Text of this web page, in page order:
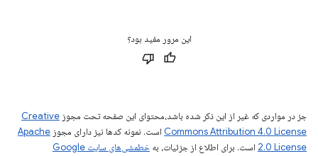
این مرور مفید بود؟
جز در مواردی که غیر از این ذکر شده باشد،‌محتوای این صفحه تحت مجوز Creative
Commons Attribution 4.0 License است. نمونه کدها نیز دارای مجوز Apache
2.0 License است. برای اطلاع از جزئیات، به
خطمشی‌های سایت Google